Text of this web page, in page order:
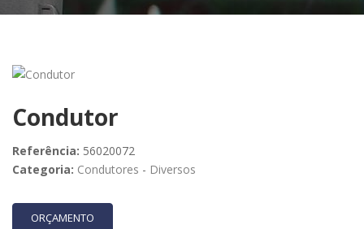
Condutor
Referência: 56020072
Categoria: Condutores - Diversos
ORÇAMENTO